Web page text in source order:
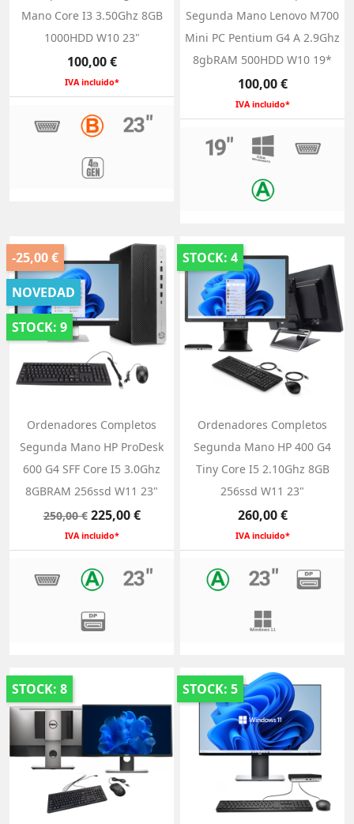
Mano Core I3 3.50Ghz 8GB
1000HDD W10 23"
Precio
100,00 €
IVA incluido*
Segunda Mano Lenovo M700
Mini PC Pentium G4 A 2.9Ghz
8gbRAM 500HDD W10 19*
Precio
100,00 €
IVA incluido*
-25,00 €
NOVEDAD
STOCK: 9
Ordenadores Completos
Segunda Mano HP ProDesk
600 G4 SFF Core I5 3.0Ghz
8GBRAM 256ssd W11 23"
Precio
base
250,00 € Precio
225,00 €
IVA incluido*
STOCK: 4
Ordenadores Completos
Segunda Mano HP 400 G4
Tiny Core I5 2.10Ghz 8GB
256ssd W11 23"
Precio
260,00 €
IVA incluido*
STOCK: 8 STOCK: 5